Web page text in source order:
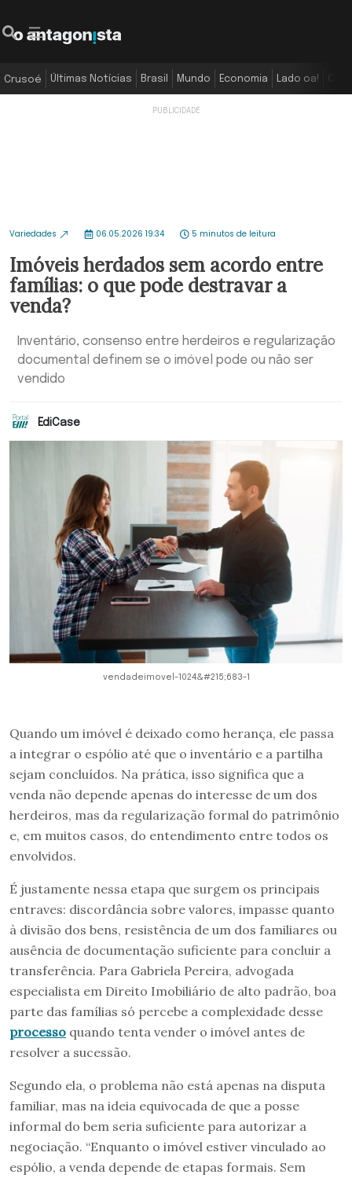
Crusoé Últimas Notícias Brasil Mundo Economia Lado oa!
Variedades 06.05.2026 19:34 5 minutos de leitura
Imóveis herdados sem acordo entre
famílias: o que pode destravar a
venda?
Inventário, consenso entre herdeiros e regularização
documental definem se o imóvel pode ou não ser
vendido
EdiCase
vendadeimovel-1024&#215;683-1
Quando um imóvel é deixado como herança, ele passa
a integrar o espólio até que o inventário e a partilha
sejam concluídos. Na prática, isso significa que a
venda não depende apenas do interesse de um dos
herdeiros, mas da regularização formal do patrimônio
e, em muitos casos, do entendimento entre todos os
envolvidos.
É justamente nessa etapa que surgem os principais
entraves: discordância sobre valores, impasse quanto
à divisão dos bens, resistência de um dos familiares ou
ausência de documentação suficiente para concluir a
transferência. Para Gabriela Pereira, advogada
especialista em Direito Imobiliário de alto padrão, boa
parte das famílias só percebe a complexidade desse
processo quando tenta vender o imóvel antes de
resolver a sucessão.
Segundo ela, o problema não está apenas na disputa
familiar, mas na ideia equivocada de que a posse
informal do bem seria suficiente para autorizar a
negociação. “Enquanto o imóvel estiver vinculado ao
espólio, a venda depende de etapas formais. Sem